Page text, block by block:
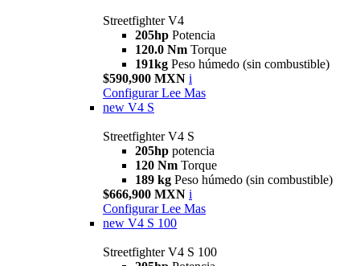
Streetfighter V4
205hp Potencia
120.0 Nm Torque
191kg Peso húmedo (sin combustible)
$590,900 MXN i
Configurar Lee Mas
new V4 S
Streetfighter V4 S
205hp potencia
120 Nm Torque
189 kg Peso húmedo (sin combustible)
$666,900 MXN i
Configurar Lee Mas
new V4 S 100
Streetfighter V4 S 100